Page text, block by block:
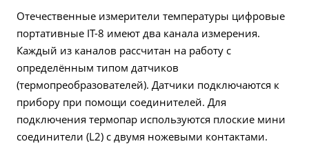
Отечественные измерители температуры цифровые
портативные IT-8 имеют два канала измерения.
Каждый из каналов рассчитан на работу с
определённым типом датчиков
(термопреобразователей). Датчики подключаются к
прибору при помощи соединителей. Для
подключения термопар используются плоские мини
соединители (L2) с двумя ножевыми контактами.